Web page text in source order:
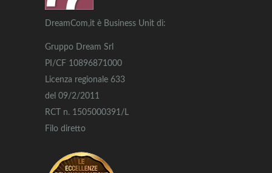
DreamCom,it è Business Unit di:
Gruppo Dream Srl
PI/CF 10896871000
Licenza regionale 633
del 09/2/2011
RCT n. 1505000391/L
Filo diretto